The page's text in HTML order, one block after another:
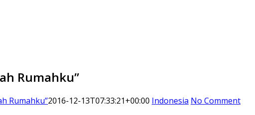
Rumahku”
Rumahku”2016-12-13T07:33:21+00:00 Indonesia No Comment